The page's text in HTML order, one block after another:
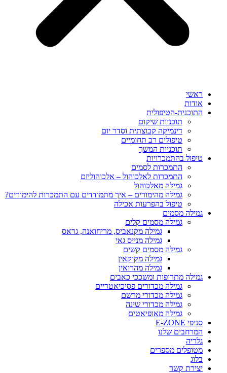
ראשי
אודות
התוכנית-הטיפולית
תוכניות שיקום
דינמיקה קבוצתית וסדר יום
טיפולים רב תחומיים
תוכניות המשך
טיפול בהתמכרויות
התמכרות לסמים
התמכרות לאלכוהול – אלכוהוליזם
גמילה מאלכוהול
גמילה מהימורים – איך מתמודדים עם התמכרות להימורים?
טיפול בהפרעות אכילה
גמילה מסמים
גמילה מסמים קלים
גמילה מקנאביס, מריחואנה, גראס
גמילה מנייס גאי
גמילה מסמים קשים
גמילה מקוקאין
גמילה מהרואין
גמילה מתרופות ומשככי כאבים
גמילה מכדורים פסיכיאטריים
גמילה מכדורי מרשם
גמילה מכדורי שינה
גמילה מאופיאטים
סניפי E-ZONE
המרחבים שלנו
גלריה
מטופלים מספרים
בלוג
יצירת קשר